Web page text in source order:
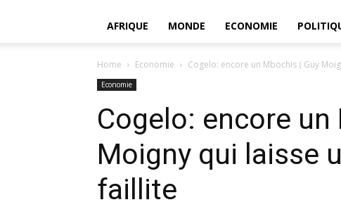
AFRIQUE MONDE ECONOMIE
Home Economie Cogelo: encore un Mbochis ( Guy
Economie
Cogelo: encore
Moigny qui laisse
faillite